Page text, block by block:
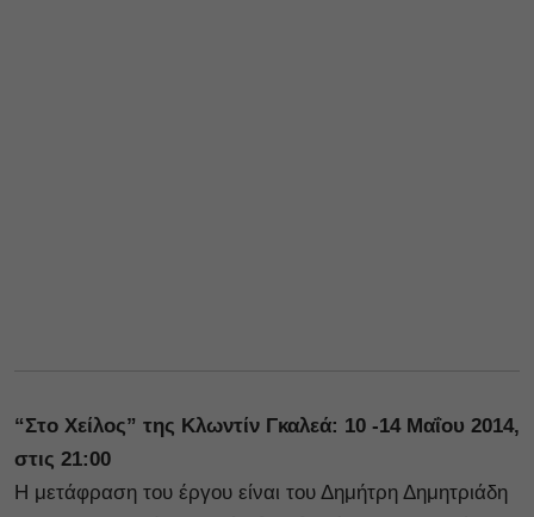
“Στο Χείλος” της Κλωντίν Γκαλεά: 10 -14 Μαΐου 2014,
στις 21:00
Η μετάφραση του έργου είναι του Δημήτρη Δημητριάδη